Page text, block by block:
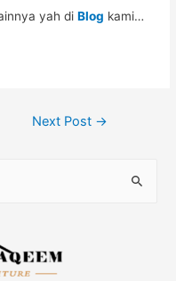
yah diBlog kami…
Next Post →